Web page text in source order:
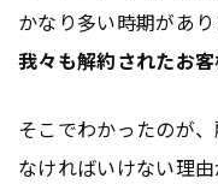
かなり多い時期があ
我々も解約されたお
そこでわかったのが
なければいけない理